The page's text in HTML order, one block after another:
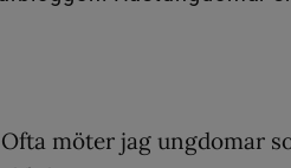
Ofta möter jag ungdomar